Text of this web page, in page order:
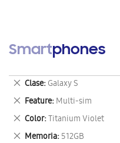
Smartphones
Clase Galaxy S
Eliminar
este
artículo
Feature Multi-sim
Eliminar
este
artículo
Color Titanium Violet
Eliminar
este
Memoria 512GB
Eliminar